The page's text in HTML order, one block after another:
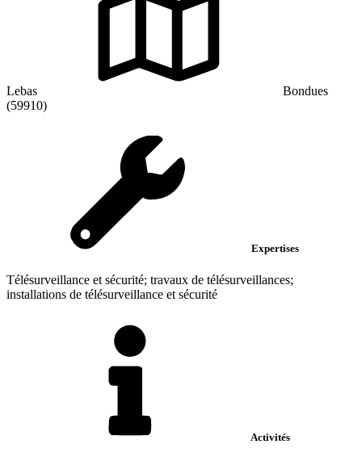
Lebas
Bondues
(59910)
Expertises
Télésurveillance et sécurité; travaux de télésurveillances;
installations de télésurveillance et sécurité
Activités